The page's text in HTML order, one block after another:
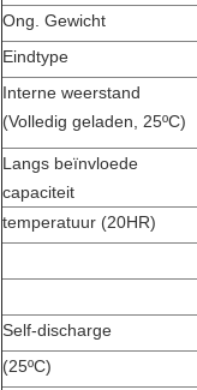
Ong. Gewicht
Eindtype
Interne weerstand
(Volledig geladen, 25ºC)
Langs beïnvloede
capaciteit
temperatuur (20HR)
Self-discharge
(25ºC)